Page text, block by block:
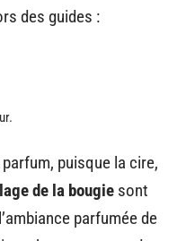
des guides :
parfum, puisque la cire,
de la bougie sont
parfumée de